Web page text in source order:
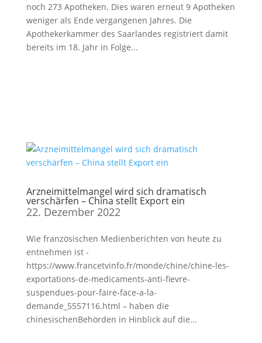
noch 273 Apotheken. Dies waren erneut 9 Apotheken
weniger als Ende vergangenen Jahres. Die
Apothekerkammer des Saarlandes registriert damit
bereits im 18. Jahr in Folge...
Arzneimittelmangel wird sich dramatisch
verschärfen – China stellt Export ein
22. Dezember 2022
Wie französischen Medienberichten von heute zu
entnehmen ist -
https://www.francetvinfo.fr/monde/chine/chine-les-
exportations-de-medicaments-anti-fievre-
suspendues-pour-faire-face-a-la-
demande_5557116.html – haben die
chinesischenBehörden in Hinblick auf die...